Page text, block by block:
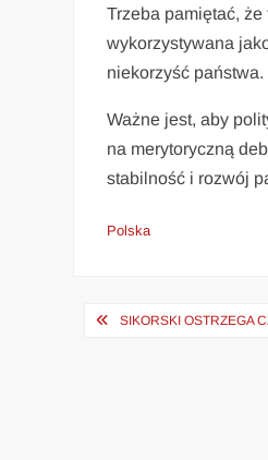
Trzeba pamiętać,
wykorzystywana
niekorzyść państwa.
Ważne jest, aby
na merytoryczną
stabilność i rozwój
Polska
Nawigacja
SIKORSKI OSTRZEGA